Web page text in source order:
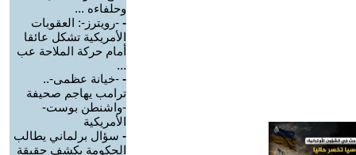
وحلفاءه ...
- -رويترز-: العقوبات
الأمريكية تشكل عائقا
أمام حركة الملاحة عب
...
- -خيانة عظمى-..
ترامب يهاجم صحيفة
-واشنطن بوست-
الأمريكية
- سؤال برلماني يطالب
الحكومة بكشف حقيقة